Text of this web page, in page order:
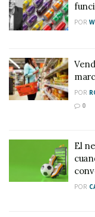
POR
POR
0
El
POR